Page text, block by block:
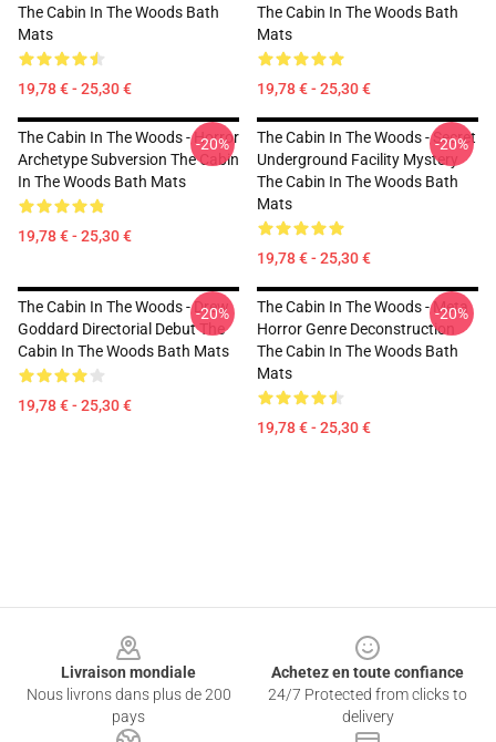
The Cabin In The Woods Bath
Mats
19,78 € - 25,30 €
The Cabin In The Woods Bath
Mats
19,78 € - 25,30 €
The Cabin In The Woods - Horror
Archetype Subversion The Cabin
In The Woods Bath Mats
19,78 € - 25,30 €
-20%
The Cabin In The Woods - Secret
Underground Facility Mystery
The Cabin In The Woods Bath
Mats
19,78 € - 25,30 €
-20%
The Cabin In The Woods - Drew
Goddard Directorial Debut The
Cabin In The Woods Bath Mats
19,78 € - 25,30 €
-20%
The Cabin In The Woods - Meta
Horror Genre Deconstruction
The Cabin In The Woods Bath
Mats
19,78 € - 25,30 €
-20%
Livraison mondiale
Nous livrons dans plus de 200
pays
Achetez en toute confiance
24/7 Protected from clicks to
delivery